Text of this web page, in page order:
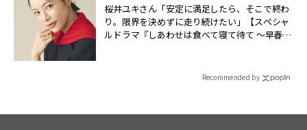
桜井ユキさん「安定に満足したら、そこで終わ
り。限界を決めずに走り続けたい」【スペシャ
ルドラマ『しあわせは食べて寝て待て ～早春の
Recommended by